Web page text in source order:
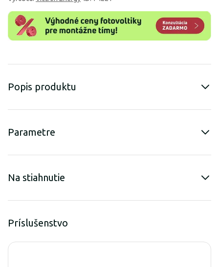
Popis produktu
Parametre
Na stiahnutie
Príslušenstvo